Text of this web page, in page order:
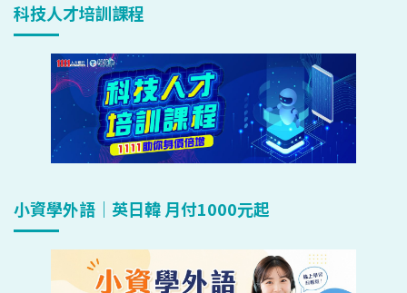
科技人才培訓課程
小資學外語｜英日韓 月付1000元起